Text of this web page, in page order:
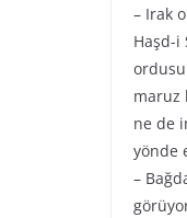
– Irak
Haşd-
maruz
ne de
yönde
–